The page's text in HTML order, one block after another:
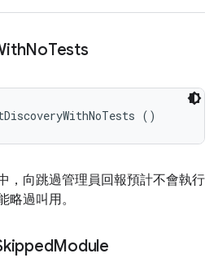
NoTests
()
，向跳過管理員回報預計不會執行
略過叫用。
Module